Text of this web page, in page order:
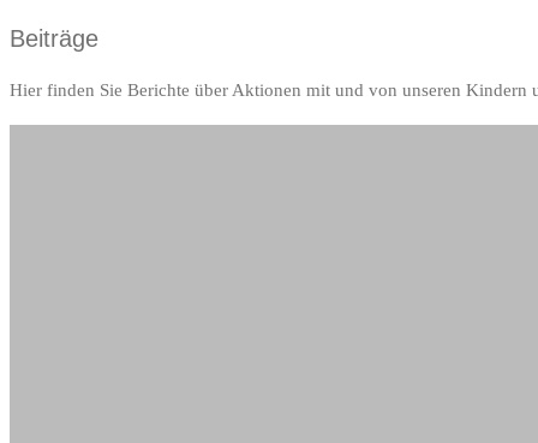
Beiträge
Hier finden Sie Berichte über Aktionen mit und von unseren Kindern